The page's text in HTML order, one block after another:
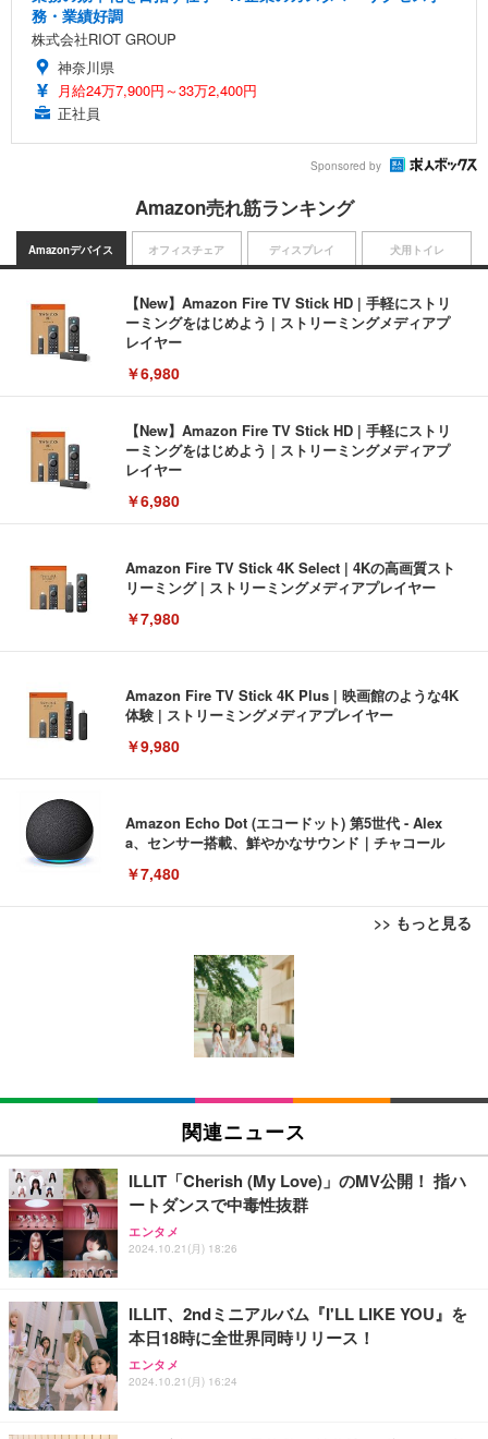
務・業績好調
株式会社RIOT GROUP
神奈川県
月給24万7,900円～33万2,400円
正社員
Sponsored by
Amazon売れ筋ランキング
Amazonデバイス
【New】Amazon Fire TV Stick HD | 手軽にストリ
ーミングをはじめよう | ストリーミングメディアプ
レイヤー
￥6,980
【New】Amazon Fire TV Stick HD | 手軽にストリ
ーミングをはじめよう | ストリーミングメディアプ
レイヤー
￥6,980
Amazon Fire TV Stick 4K Select | 4Kの高画質スト
リーミング | ストリーミングメディアプレイヤー
￥7,980
Amazon Fire TV Stick 4K Plus | 映画館のような4K
体験 | ストリーミングメディアプレイヤー
￥9,980
Amazon Echo Dot (エコードット) 第5世代 - Alex
a、センサー搭載、鮮やかなサウンド｜チャコール
￥7,480
>> もっと見る
オフィスチェア
[EdoErgo] オフィスチェア 椅子 テレワーク 疲れな
い 跳ね上げ式アームレスト コンパクト 約105度ロッ
キング pc 事務椅子 360度回転 座面昇降 強化ナイロ
ン樹脂ベース 通気性メッシュ 在宅ワーク H-WY01
(黒網+黒枠+黒足)
SIHOO B100 オフィスチェア／デスクチェア メッシ
ュチェア 人間工学 疲れない ブラック
￥27,999
Sezlife オフィスチェア デスクチェア 疲れない テレ
ワーク チェア 強化バックレスト 30度ロッキング機
能 人間工学 椅子 腰サポート 90度跳ね上げ式アーム
務用 おしゃれ パソコンチェア (ブラック)
Sezlife オフィスチェア デスクチェア 疲れない テレ
ワーク チェア 強化バックレスト 30度ロッキング機
能 人間工学 椅子 腰サポート 90度跳ね上げ式アーム
ディスプレイ
EIZO ビジネス向けプレミアムモニター | FlexScan
EV3240X-WT | 31.5型4K UHD・USB Type-C・ホワ
￥105,595
EIZO ビジネス向けプレミアムモニター | FlexScan
￥109,572
【純正品】27"ゲーミングモニター DualSense 充電
フック付き（CFI-ZDM1J）
【整備済み品】Dell E2724HS 27インチ 液晶モニタ
ー フルHD（1920×1080）VA 非光沢 HDMI/DisplayP
ort/VGA スピーカー内蔵 高さ調整 スイベル VESA対
犬用トイレ
Amazonベーシック ペットシーツ 薄型 レギュラー 1
回使い捨て 無香料 ホワイト 300枚
Amazonベーシック ペットシーツ 厚型 ワイド 42枚
x2袋(84枚) ホワイト(吸収面:ライトブルー)
￥3,234
ネオ・ルーライフ ネオ・オムツ L 中型犬用 26枚入
り 単品
Smart Basic(スマートベーシック) 【Amazon.co.jp
限定】 Smart Basic アイリスオーヤマ ペットシーツ
超厚型 お徳用 ワイド 100枚入 (x 1) (ケース販売)
関連ニュース
ILLIT「Cherish (My Love)」のMV公開！ 指ハ
ートダンスで中毒性抜群
エンタメ
2024.10.21(月) 18:26
ILLIT、2ndミニアルバム『I'LL LIKE YOU』を
本日18時に全世界同時リリース！
エンタメ
2024.10.21(月) 16:24